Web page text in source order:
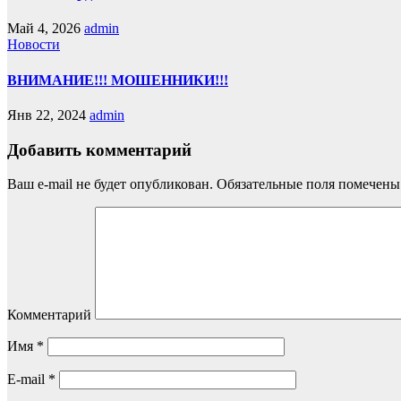
Май 4, 2026 admin
Новости
ВНИМАНИЕ!!! МОШЕННИКИ!!!
Янв 22, 2024 admin
Добавить комментарий
Ваш e-mail не будет опубликован. Обязательные поля
Комментарий
Имя *
E-mail *